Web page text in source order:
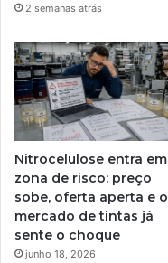
2 semanas atrás
Nitrocelulose entra em
zona de risco: preço
sobe, oferta aperta e o
mercado de tintas já
sente o choque
junho 18, 2026